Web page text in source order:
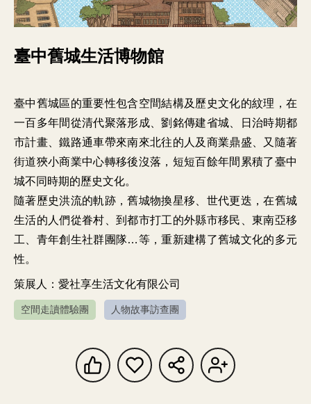
臺中舊城生活博物館
臺中舊城區的重要性包含空間結構及歷史文化的紋理，在
一百多年間從清代聚落形成、劉銘傳建省城、日治時期都
市計畫、鐵路通車帶來南來北往的人及商業鼎盛、又隨著
街道狹小商業中心轉移後沒落，短短百餘年間累積了臺中
城不同時期的歷史文化。
隨著歷史洪流的軌跡，舊城物換星移、世代更迭，在舊城
生活的人們從眷村、到都市打工的外縣市移民、東南亞移
工、青年創生社群團隊…等，重新建構了舊城文化的多元
策展人：愛社享生活文化有限公司
空間走讀體驗團 人物故事訪查團